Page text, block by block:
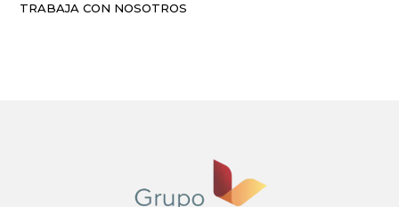
TRABAJA CON NOSOTROS